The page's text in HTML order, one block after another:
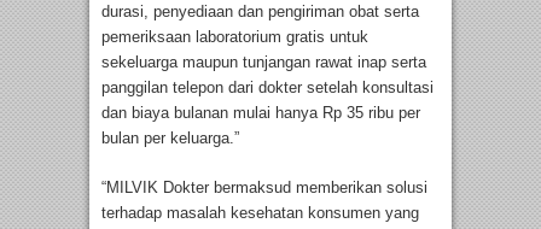
durasi, penyediaan dan pengiriman obat serta
pemeriksaan laboratorium gratis untuk
sekeluarga maupun tunjangan rawat inap serta
panggilan telepon dari dokter setelah konsultasi
dan biaya bulanan mulai hanya Rp 35 ribu per
bulan per keluarga.”
“MILVIK Dokter bermaksud memberikan solusi
terhadap masalah kesehatan konsumen yang